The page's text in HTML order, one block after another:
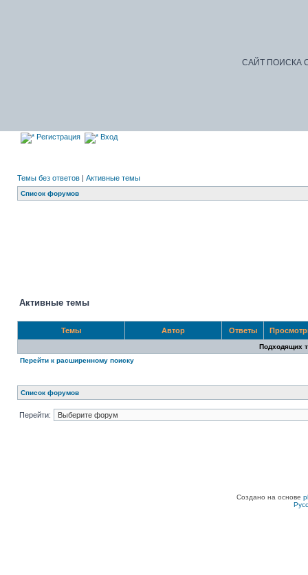
САЙТ ПОИСКА
Регистрация Вход
Темы без ответов | Активные темы
Список форумов
Активные темы
Темы Автор Ответы
Подходящих
Перейти к расширенному поиску
Список форумов
Перейти:
Создано на основе